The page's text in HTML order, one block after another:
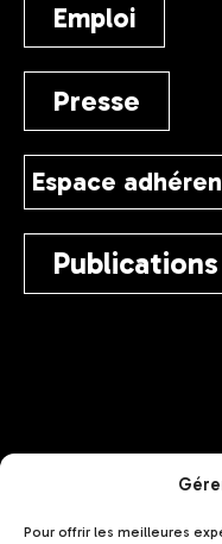
Pour offrir les meilleures
Emploi
Presse
Espace
Publications